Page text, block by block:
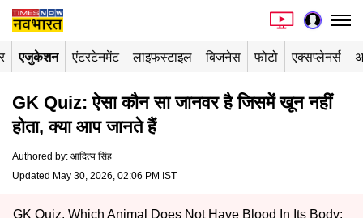
एजुकेशन एंटरटेनमेंट लाइफस्टाइल बिजनेस फोटो एक्सप्लेनर्स
GK Quiz: ऐसा कौन सा जानवर है जिसमें खून नहीं
होता, क्या आप जानते हैं
Authored by: आदित्य सिंह
Updated May 30, 2026, 02:06 PM IST
GK Quiz, Which Animal Does Not Have Blood In Its Body: